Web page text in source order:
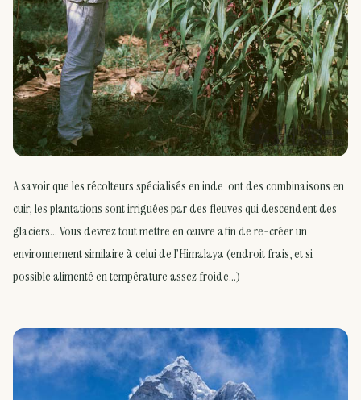
A savoir que les récolteurs spécialisés en inde ont des combinaisons en
cuir; les plantations sont irriguées par des fleuves qui descendent des
glaciers… Vous devrez tout mettre en œuvre afin de re-créer un
environnement similaire à celui de l’Himalaya (endroit frais, et si
possible alimenté en température assez froide…)